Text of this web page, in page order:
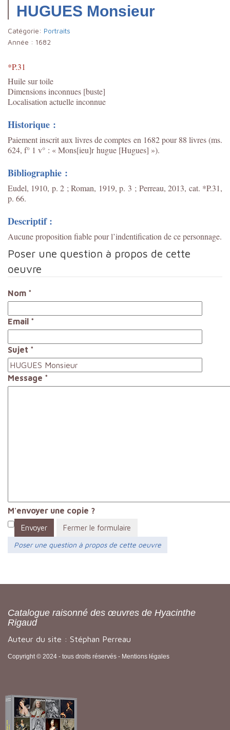
HUGUES Monsieur
Catégorie: Portraits
Année : 1682
*P.31
Huile sur toile
Dimensions inconnues [buste]
Localisation actuelle inconnue
Historique :
Paiement inscrit aux livres de comptes en 1682 pour 88 livres (ms.
624, f° 1 v° : « Mons[ieu]r hugue [Hugues] »).
Bibliographie :
Eudel, 1910, p. 2 ; Roman, 1919, p. 3 ; Perreau, 2013, cat. *P.31,
p. 66.
Descriptif :
Aucune proposition fiable pour l’indentification de ce personnage.
Poser une question à propos de cette
oeuvre
Nom *
Email *
Sujet *
Message *
M'envoyer une copie ?
Envoyer
Fermer le formulaire
Poser une question à propos de cette oeuvre
Catalogue raisonné des œuvres de Hyacinthe
Rigaud
Auteur du site : Stéphan Perreau
Copyright © 2024 - tous droits réservés - Mentions légales